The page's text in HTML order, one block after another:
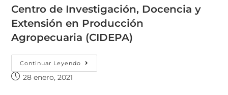
Centro de Investigación, Docencia y
Extensión en Producción
Agropecuaria (CIDEPA)
Continuar Leyendo
28 enero, 2021